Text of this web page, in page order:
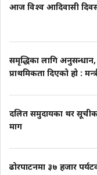
आज विश्व आदिवासी दिवस
समृद्धिका लागि
प्राथमिकता दिएको हो :
दलित समुदायका थर
माग
ढोरपाटनमा ३७ हजार